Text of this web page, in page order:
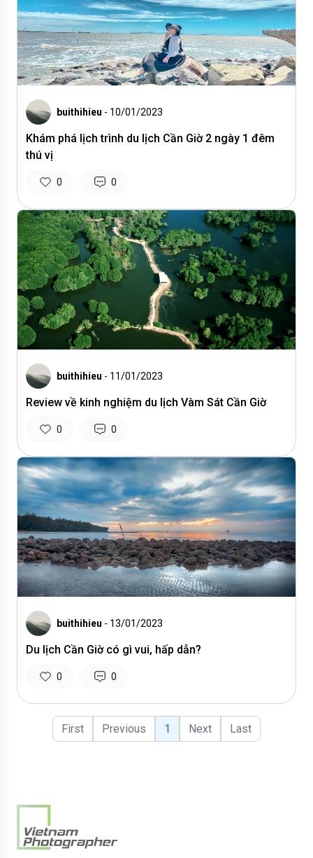
buithihieu - 10/01/2023
Khám phá lịch trình du lịch Cần Giờ 2 ngày 1 đêm
thú vị
0 0
buithihieu - 11/01/2023
Review về kinh nghiệm du lịch Vàm Sát Cần Giờ
0 0
buithihieu - 13/01/2023
Du lịch Cần Giờ có gì vui, hấp dẫn?
0 0
First Previous 1 Next Last